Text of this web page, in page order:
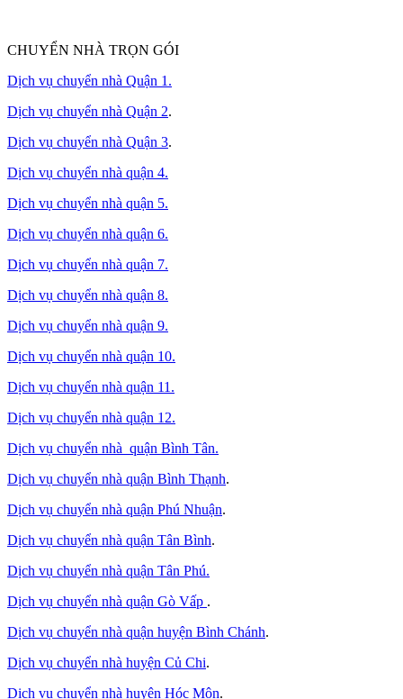
CHUYỂN NHÀ TRỌN GÓI
Dịch vụ chuyển nhà Quận 1.
Dịch vụ chuyển nhà Quận 2.
Dịch vụ chuyển nhà Quận 3.
Dịch vụ chuyển nhà quận 4.
Dịch vụ chuyển nhà quận 5.
Dịch vụ chuyển nhà quận 6.
Dịch vụ chuyển nhà quận 7.
Dịch vụ chuyển nhà quận 8.
Dịch vụ chuyển nhà quận 9.
Dịch vụ chuyển nhà quận 10.
Dịch vụ chuyển nhà quận 11.
Dịch vụ chuyển nhà quận 12.
Dịch vụ chuyển nhà quận Bình Tân.
Dịch vụ chuyển nhà quận Bình Thạnh.
Dịch vụ chuyển nhà quận Phú Nhuận.
Dịch vụ chuyển nhà quận Tân Bình.
Dịch vụ chuyển nhà quận Tân Phú.
Dịch vụ chuyển nhà quận Gò Vấp .
Dịch vụ chuyển nhà quận huyện Bình Chánh.
Dịch vụ chuyển nhà huyện Củ Chi.
Dịch vụ chuyển nhà huyện Hóc Môn.